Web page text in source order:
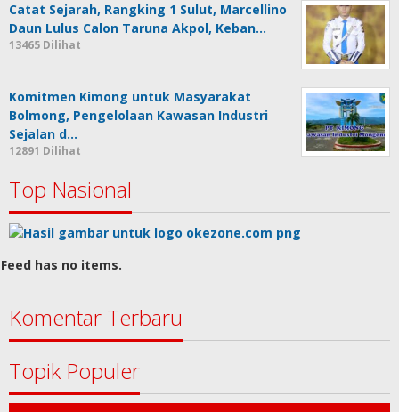
Catat Sejarah, Rangking 1 Sulut, Marcellino
Daun Lulus Calon Taruna Akpol, Keban…
13465 Dilihat
Komitmen Kimong untuk Masyarakat
Bolmong, Pengelolaan Kawasan Industri
Sejalan d…
12891 Dilihat
Top Nasional
Feed has no items.
Komentar Terbaru
Topik Populer